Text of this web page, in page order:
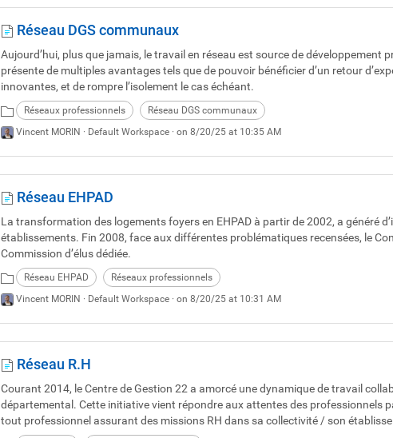
Réseau DGS communaux
Aujourd’hui, plus que jamais, le travail en réseau est source de développement
présente de multiples avantages tels que de pouvoir bénéficier d’un retour
innovantes, et de rompre l’isolement le cas échéant.
Réseaux professionnels
Réseau DGS communaux
Vincent MORIN · Default Workspace · on 8/20/25 at 10:35 AM
Réseau EHPAD
La transformation des logements foyers en EHPAD à partir de 2002, a généré
établissements. Fin 2008, face aux différentes problématiques recensées, le
Commission d’élus dédiée.
Réseau EHPAD
Réseaux professionnels
Vincent MORIN · Default Workspace · on 8/20/25 at 10:31 AM
Réseau R.H
Courant 2014, le Centre de Gestion 22 a amorcé une dynamique de travail
départemental. Cette initiative vient répondre aux attentes des professionnels
tout professionnel assurant des missions RH dans sa collectivité / son